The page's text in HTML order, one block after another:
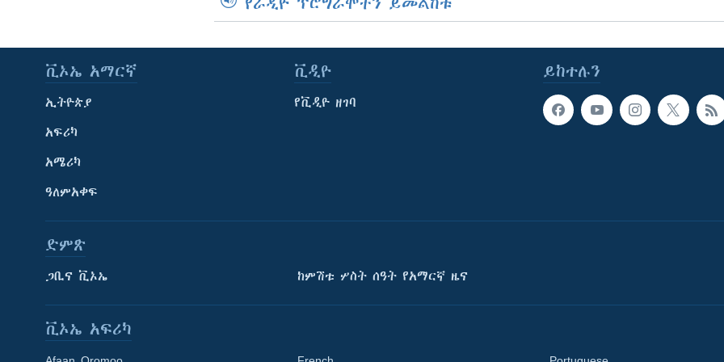
ይከተሉን
ቪኦኤ አማርኛ
ኢትዮጵያ
አፍሪካ
አሜሪካ
ዓለምአቀፍ
ቪዲዮ
የቪዲዮ ዘገባ
ድምጽ
ጋቢና ቪኦኤ ከምሽቱ ሦስት ሰዓት የአማርኛ ዜና
ቪኦኤ አፍሪካ